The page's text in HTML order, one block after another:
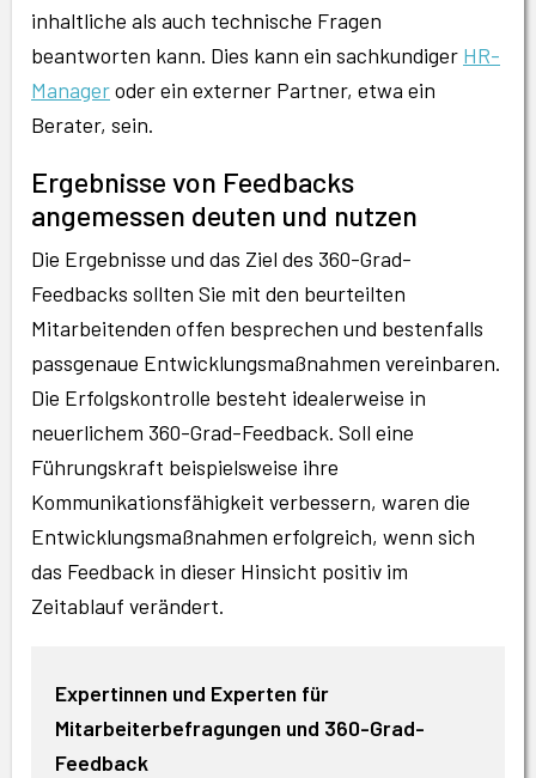
inhaltliche als auch technische Fragen
beantworten kann. Dies kann ein sachkundiger HR-
Manageroder ein externer Partner, etwa ein
Berater, sein.
Ergebnisse von Feedbacks
angemessen deuten und nutzen
Die Ergebnisse und das Ziel des 360-Grad-
Feedbacks sollten Sie mit den beurteilten
Mitarbeitenden offen besprechen und bestenfalls
passgenaue Entwicklungsmaßnahmen vereinbaren.
Die Erfolgskontrolle besteht idealerweise in
neuerlichem 360-Grad-Feedback. Soll eine
Führungskraft beispielsweise ihre
Kommunikationsfähigkeit verbessern, waren die
Entwicklungsmaßnahmen erfolgreich, wenn sich
das Feedback in dieser Hinsicht positiv im
Zeitablauf verändert.
Expertinnen und Experten für
Mitarbeiterbefragungen und 360-Grad-
Feedback